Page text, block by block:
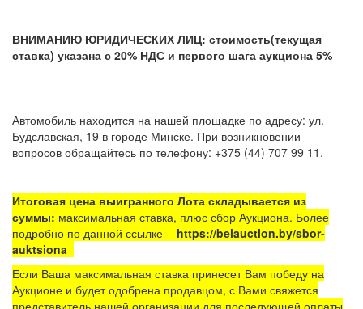
ВНИМАНИЮ ЮРИДИЧЕСКИХ ЛИЦ: стоимость(текущая
ставка) указана с 20% НДС и первого шага аукциона 5%
Автомобиль находится на нашей площадке по адресу: ул.
Будславская, 19 в городе Минске. При возникновении
вопросов обращайтесь по телефону: +375 (44) 707 99 11.
Итоговая цена выигранного Лота складывается из
суммы: максимальная ставка, плюс сбор Аукциона. Более
подробно по данной ссылке - https://belauction.by/sbor-
auktsiona
Если Ваша максимальная ставка принесет Вам победу на
Аукционе и будет одобрена продавцом, с Вами свяжется
представитель нашей организации для последующей оплаты